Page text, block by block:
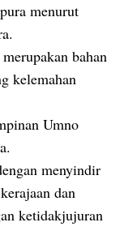
menurut
bahan
kelemahan
Umno
menyindir
dan
ketidakjujuran